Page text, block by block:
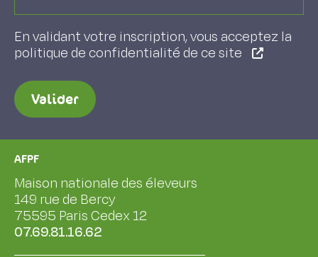
En validant votre inscription, vous acceptez la
politique de confidentialité de ce site
Valider
AFPF
Maison nationale des éleveurs
149 rue de Bercy
75595 Paris Cedex 12
07.69.81.16.62